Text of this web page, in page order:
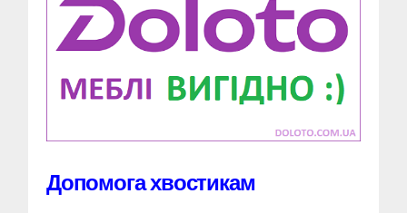
Допомога хвостикам